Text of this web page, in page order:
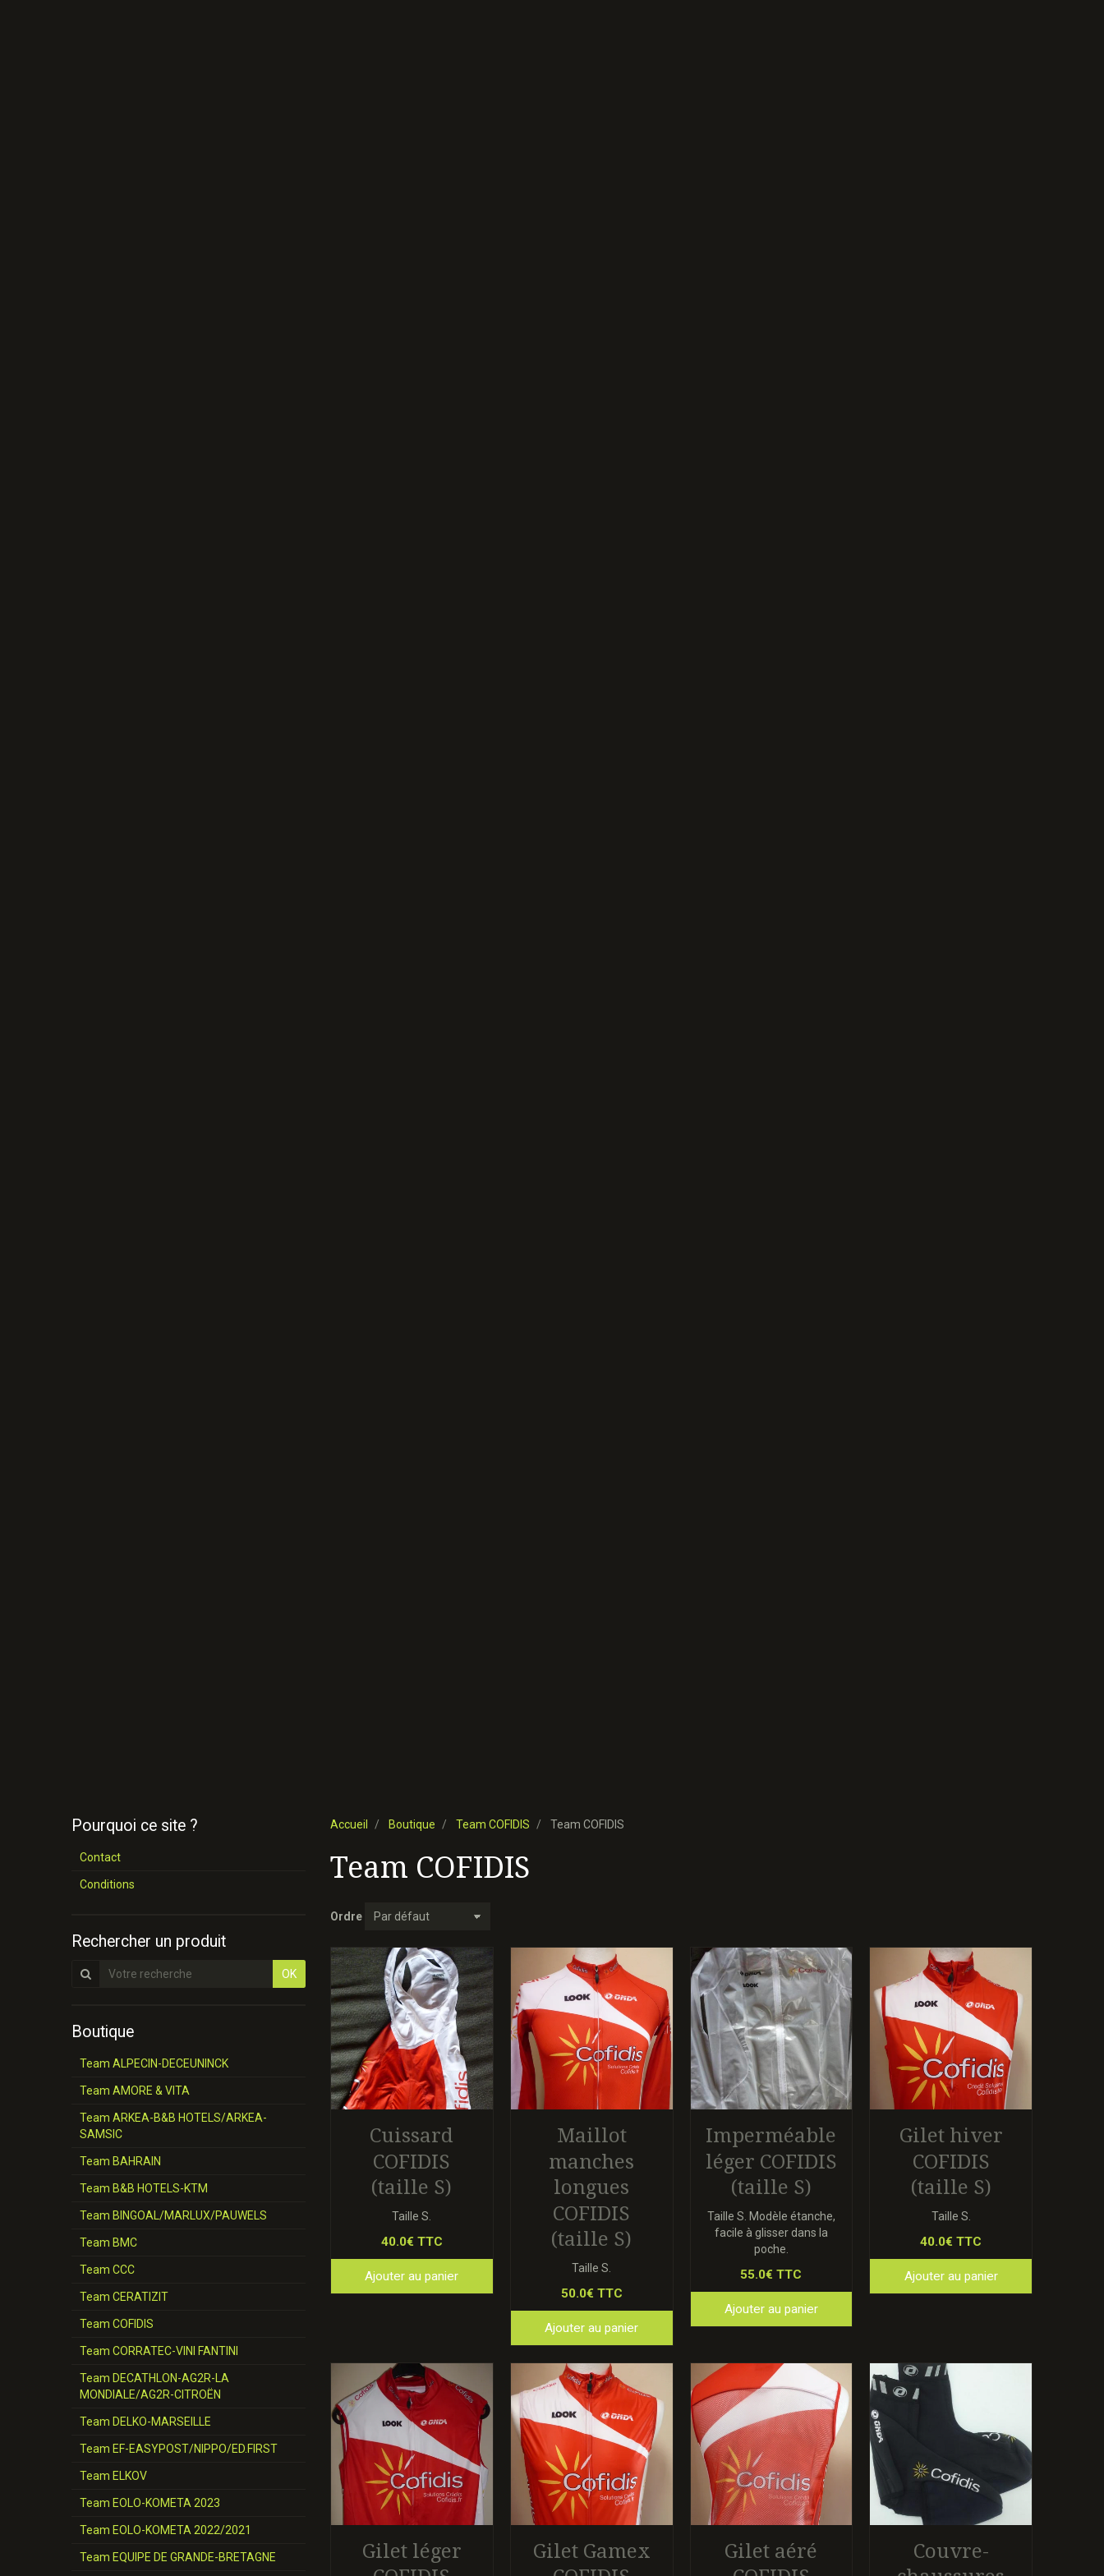
Accueil Boutique Team COFIDIS Team COFIDIS
Team COFIDIS
Ordre
Cuissard
COFIDIS
(taille S)
Taille S.
40.0€ TTC
Ajouter au panier
Maillot
manches
longues
COFIDIS
(taille S)
Taille S.
50.0€ TTC
Ajouter au panier
Imperméable
léger COFIDIS
(taille S)
Taille S. Modèle étanche,
facile à glisser dans la
poche.
55.0€ TTC
Ajouter au panier
Gilet hiver
COFIDIS
(taille S)
Taille S.
40.0€ TTC
Ajouter au panier
Gilet léger
Gilet Gamex
Gilet aéré
Couvre-
Pourquoi ce site ?
Contact
Conditions
Rechercher un produit
OK
Boutique
Team ALPECIN-DECEUNINCK
Team AMORE & VITA
Team ARKEA-B&B HOTELS/ARKEA-
SAMSIC
Team BAHRAIN
Team B&B HOTELS-KTM
Team BINGOAL/MARLUX/PAUWELS
Team BMC
Team CCC
Team CERATIZIT
Team COFIDIS
Team CORRATEC-VINI FANTINI
Team DECATHLON-AG2R-LA
MONDIALE/AG2R-CITROËN
Team DELKO-MARSEILLE
Team EF-EASYPOST/NIPPO/ED.FIRST
Team ELKOV
Team EOLO-KOMETA 2023
Team EOLO-KOMETA 2022/2021
Team EQUIPE DE GRANDE-BRETAGNE